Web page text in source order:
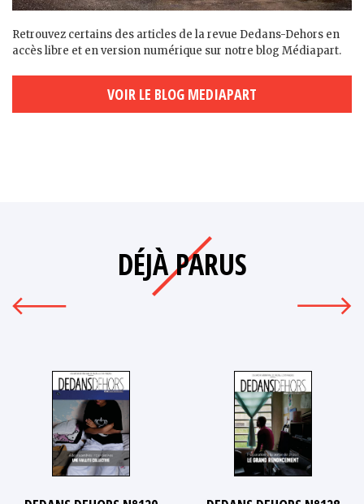
Retrouvez certains des articles de la revue Dedans-Dehors en
accès libre et en version numérique sur notre blog Médiapart.
VOIR LE BLOG MEDIAPART
DÉJÀ PARUS